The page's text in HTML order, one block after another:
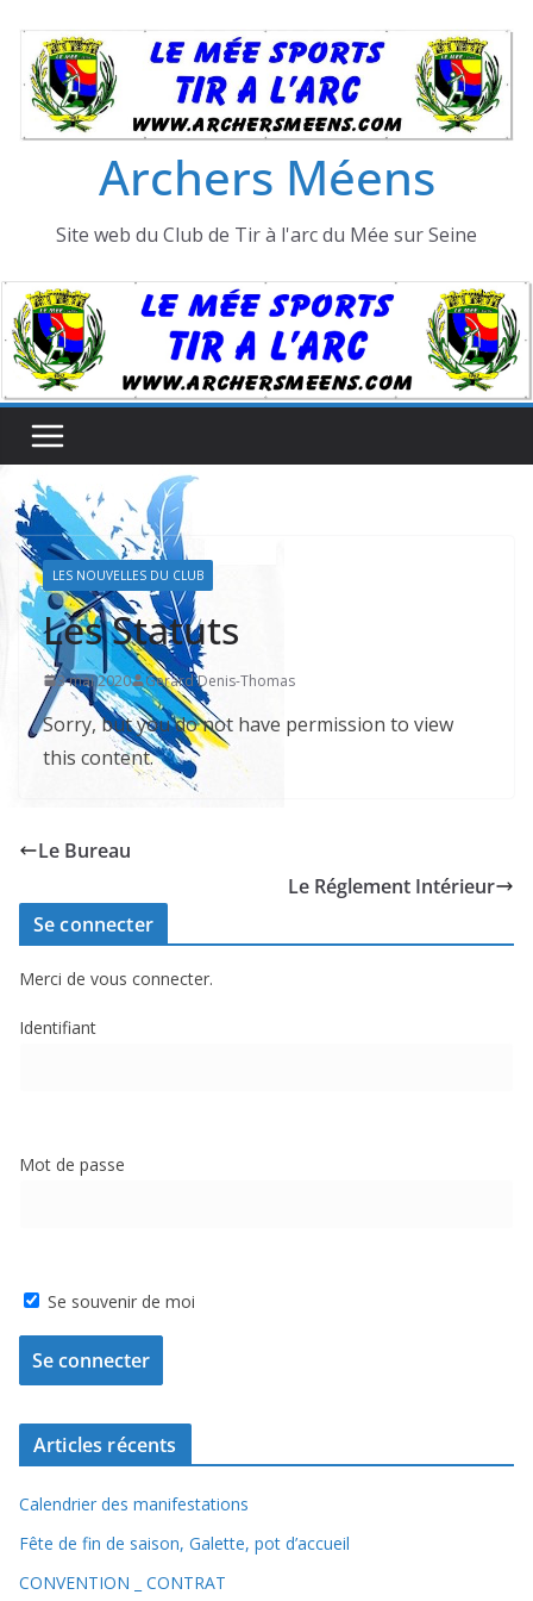
contenu
Archers Méens
Site web du Club de Tir à l'arc du Mée sur Seine
LES NOUVELLES DU CLUB
Les Statuts
3 mai 2020 Gerard Denis-Thomas
Sorry, but you do not have permission to view
this content.
Le Bureau
Le Réglement Intérieur
Se connecter
Merci de vous connecter.
Identifiant
Mot de passe
Se souvenir de moi
Articles récents
Calendrier des manifestations
Fête de fin de saison, Galette, pot d’accueil
CONVENTION _ CONTRAT